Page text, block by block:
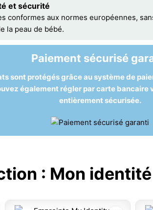
et sécurité
conformes aux normes européennes,
la peau de bébé.
Paiement sécurisé
sont protégés grâce au système de
également régler par carte bancaire
entièrement sécurisée.
: Mon identité